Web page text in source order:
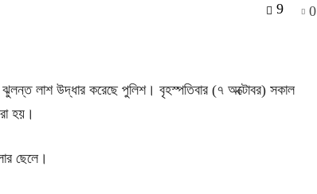
0
9
লাশ উদ্ধার করেছে পুলিশ। বৃহস্পতিবার (৭ অক্টোবর) সকাল
হয়।
ছেলে।